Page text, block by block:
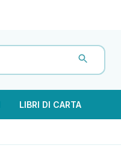
LIBRI DI CARTA